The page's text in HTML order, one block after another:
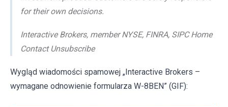
for their own decisions.
Interactive Brokers, member NYSE, FINRA, SIPC Home
Contact Unsubscribe
Wygląd wiadomości spamowej „Interactive Brokers –
wymagane odnowienie formularza W-8BEN” (GIF):